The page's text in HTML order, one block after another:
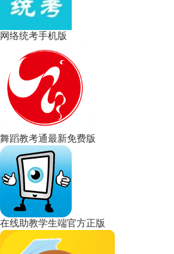
网络统考手机版
舞蹈教考通最新免费版
在线助教学生端官方正版